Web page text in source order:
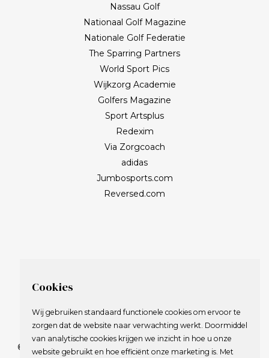
Nassau Golf
Nationaal Golf Magazine
Nationale Golf Federatie
The Sparring Partners
World Sport Pics
Wijkzorg Academie
Golfers Magazine
Sport Artsplus
Redexim
Via Zorgcoach
adidas
Jumbosports.com
Reversed.com
© 2009-2023 Nederlandse Vereniging van Golfspelende
Cookies
Wij gebruiken standaard functionele cookies om ervoor te
zorgen dat de website naar verwachting werkt. Doormiddel
van analytische cookies krijgen we inzicht in hoe u onze
website gebruikt en hoe efficiënt onze marketing is. Met